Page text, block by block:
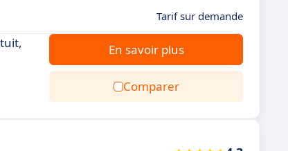
Tarif sur demande
En savoir plus
Comparer